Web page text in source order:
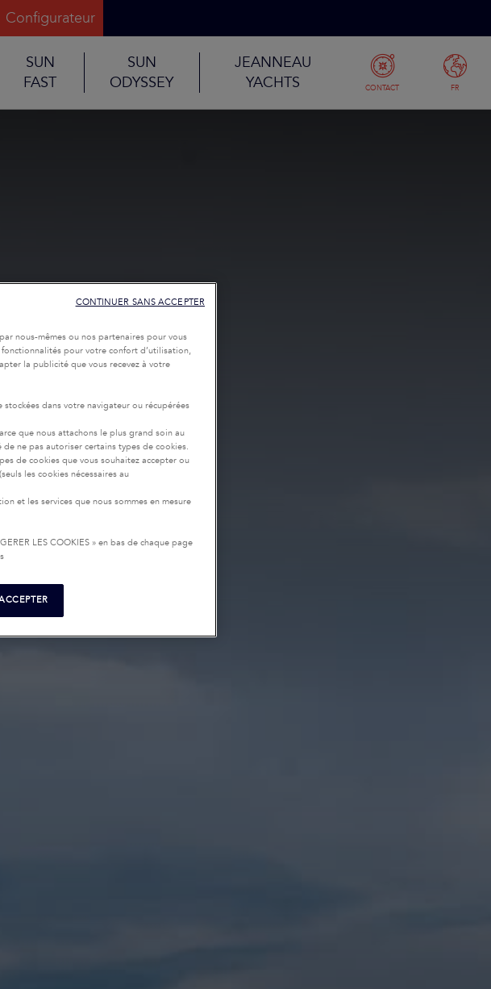
Configurateur
SUN
FAST
SUN
ODYSSEY
JEANNEAU
YACHTS
CONTACT FR
nous-mêmes ou nos partenaires pour vous
pour votre confort d’utilisation,
la publicité que vous recevez à votre
dans votre navigateur ou récupérées
que nous attachons le plus grand soin au
ne pas autoriser certains types de cookies.
de cookies que vous souhaitez accepter ou
les cookies nécessaires au
et les services que nous sommes en mesure
LES COOKIES » en bas de chaque page
CONTINUER SANS ACCEPTER